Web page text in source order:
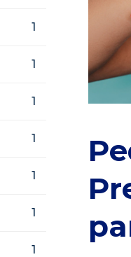
1
1
1
1
1
1
1
a